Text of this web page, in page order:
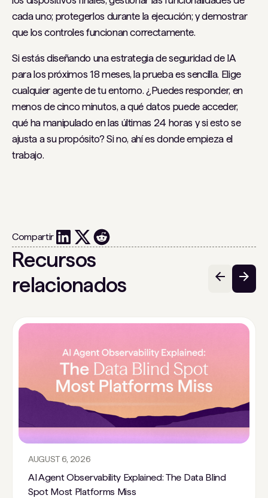
cada uno; protegerlos durante la ejecución; y demostrar
que los controles funcionan correctamente.
Si estás diseñando una estrategia de seguridad de IA
para los próximos 18 meses, la prueba es sencilla. Elige
cualquier agente de tu entorno. ¿Puedes responder, en
menos de cinco minutos, a qué datos puede acceder,
qué ha manipulado en las últimas 24 horas y si esto se
ajusta a su propósito? Si no, ahí es donde empieza el
trabajo.
Compartir
Recursos
relacionados
AUGUST 6, 2026
AI Agent Observability Explained: The Data Blind
Spot Most Platforms Miss